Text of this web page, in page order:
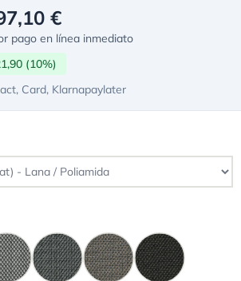
€
pago en línea inmediato
(10%)
Card, Klarnapaylater